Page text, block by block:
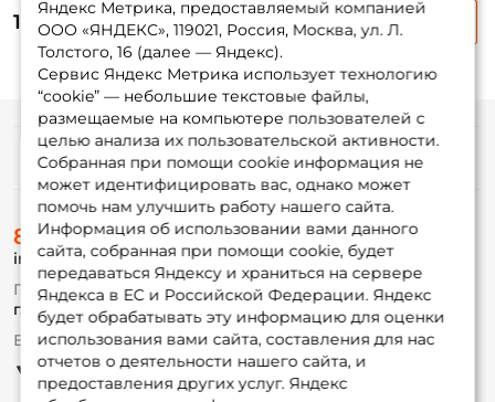
10 480 ₽ 11 970 ₽ 12 870 ₽
Яндекс Метрика, предоставляемый компанией
ООО «ЯНДЕКС», 119021, Россия, Москва, ул. Л.
Толстого, 16 (далее — Яндекс).
Сервис Яндекс Метрика использует технологию
“cookie” — небольшие текстовые файлы,
размещаемые на компьютере пользователей с
целью анализа их пользовательской активности.
Собранная при помощи cookie информация не
может идентифицировать вас, однако может
помочь нам улучшить работу нашего сайта.
Информация об использовании вами данного
сайта, собранная при помощи cookie, будет
передаваться Яндексу и храниться на сервере
Яндекса в ЕС и Российской Федерации. Яндекс
будет обрабатывать эту информацию для оценки
использования вами сайта, составления для нас
отчетов о деятельности нашего сайта, и
предоставления других услуг. Яндекс
Информация
О магазине
Доставка
Оплата
Fox-bonus
Гуру
Партнерская программа
8 (495) 532-77-88
info@foxfishing.ru
По вопросам с заказом
г. Москва, ул. Плеханова д.7
Ежедневно 10:00 до 20:00